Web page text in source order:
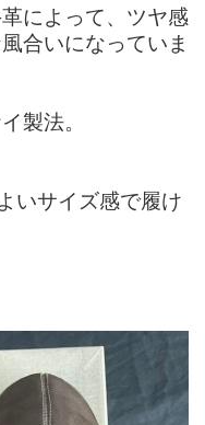
によって、ツヤ感
合いになっていま
製法。
いサイズ感で履け